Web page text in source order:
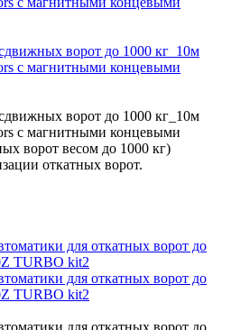
ворот до 1000 кг_10м
с магнитными концевыми
ворот до 1000 кг_10м
с магнитными концевыми
ворот весом до 1000 кг)
откатных ворот.
для откатных ворот до
TURBO kit2
для откатных ворот до
TURBO kit2
для откатных ворот до